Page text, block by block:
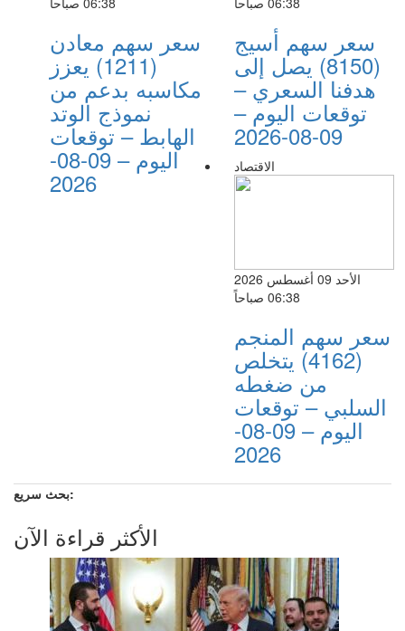
سعر سهم معادن
(1211) يعزز
مكاسبه بدعم من
نموذج الوتد
الهابط – توقعات
اليوم – 09-08-
2026
سعر سهم أسيج
(8150) يصل إلى
هدفنا السعري –
توقعات اليوم –
09-08-2026
الاقتصاد
الأحد 09 أغسطس 2026
06:38 صباحاً
سعر سهم المنجم
(4162) يتخلص
من ضغطه
السلبي – توقعات
اليوم – 09-08-
2026
بحث سريع:
الأكثر قراءة الآن